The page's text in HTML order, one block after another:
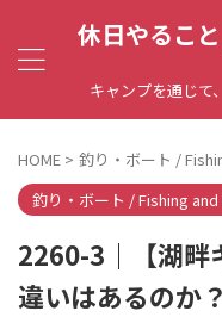
休日やるこ
キャンプを通じて
HOME > 釣り・ボート /
釣り・ボート / Fishing
2260-3｜【湖畔
違いはあるのか